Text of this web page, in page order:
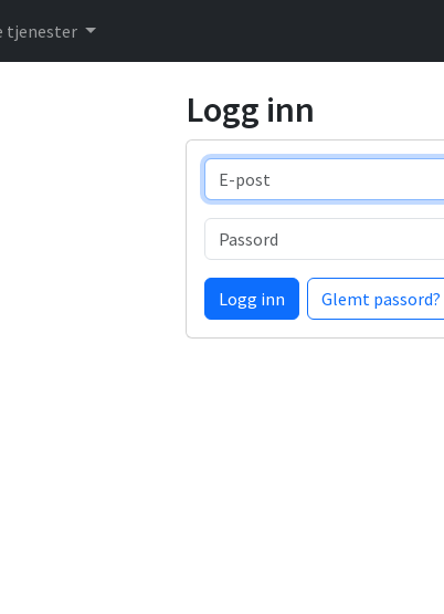
tjenester
Logg inn
E-post
Passord
Logg inn Glemt passord?